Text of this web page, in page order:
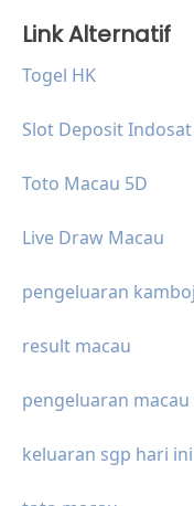
Link Alternatif
Togel HK
Slot Deposit Indosat
Toto Macau 5D
Live Draw Macau
pengeluaran
result macau
pengeluaran macau
keluaran sgp hari ini